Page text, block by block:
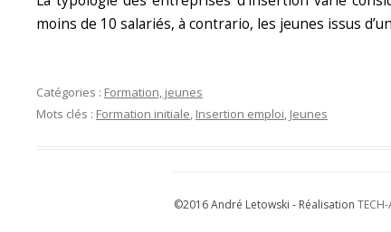
moins de 10 salariés, à contrario, les jeunes issus
Catégories : Formation, jeunes
Mots clés : Formation initiale, Insertion emploi, Jeunes
©2016 André Letowski - Réalisation TECH-